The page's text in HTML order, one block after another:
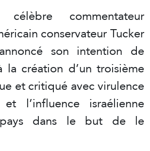
célèbre commentateur
conservateur Tucker
son intention de
la création d’un troisième
et critiqué avec virulence
et l’influence israélienne
dans le but de le